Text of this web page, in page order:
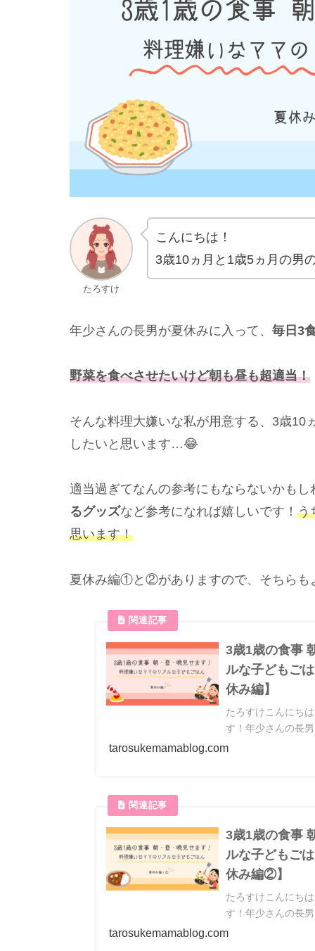
たろすけ
こんにちは！
3歳10ヵ月と1歳5ヵ月の男
年少さんの長男が夏休みに入って、 毎日3
野菜を食べさせたいけど朝も昼も超適当！
そんな料理大嫌いな私が用意する、3歳10
したいと思います…😂
適当過ぎてなんの参考にもならないかもし
るグッズなど参考になれば嬉しいです！ う
思います！
夏休み編①と②がありますので、そちらも
3歳1歳の食事
ルな子どもご
休み編】
たろすけこんにち
す！年少さんの長
tarosukemamablog.com
3歳1歳の食事
ルな子どもご
休み編②】
たろすけこんにち
す！年少さんの長
tarosukemamablog.com